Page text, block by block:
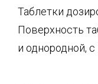
Таблетки
Поверхность
и однородной,